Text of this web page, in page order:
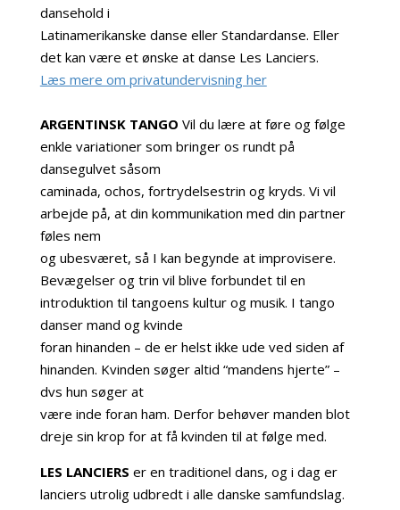
dansehold i
Latinamerikanske danse eller Standardanse. Eller
det kan være et ønske at danse Les Lanciers.
Læs mere om privatundervisning her
ARGENTINSK TANGO Vil du lære at føre og følge
enkle variationer som bringer os rundt på
dansegulvet såsom
caminada, ochos, fortrydelsestrin og kryds. Vi vil
arbejde på, at din kommunikation med din partner
føles nem
og ubesværet, så I kan begynde at improvisere.
Bevægelser og trin vil blive forbundet til en
introduktion til tangoens kultur og musik. I tango
danser mand og kvinde
foran hinanden – de er helst ikke ude ved siden af
hinanden. Kvinden søger altid “mandens hjerte” –
dvs hun søger at
være inde foran ham. Derfor behøver manden blot
dreje sin krop for at få kvinden til at følge med.
LES LANCIERS er en traditionel dans, og i dag er
lanciers utrolig udbredt i alle danske samfundslag.